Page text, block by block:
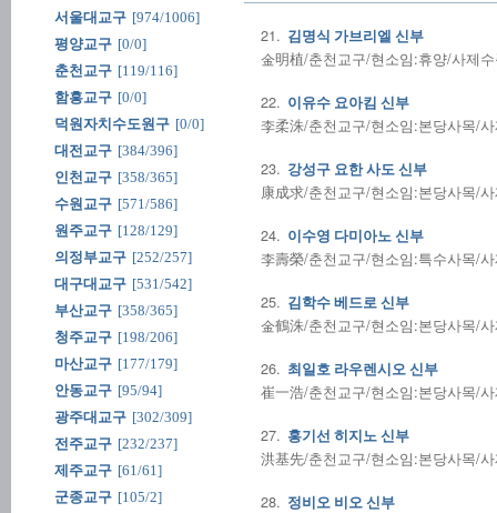
서울대교구 [974/1006]
평양교구 [0/0]
춘천교구 [119/116]
함흥교구 [0/0]
덕원자치수도원구 [0/0]
대전교구 [384/396]
인천교구 [358/365]
수원교구 [571/586]
원주교구 [128/129]
의정부교구 [252/257]
대구대교구 [531/542]
부산교구 [358/365]
청주교구 [198/206]
마산교구 [177/179]
안동교구 [95/94]
광주대교구 [302/309]
전주교구 [232/237]
제주교구 [61/61]
군종교구 [105/2]
21. 김명식 가브리엘 신부
金明植/춘천교구/현소임:휴양/사제
22. 이유수 요아킴 신부
李柔洙/춘천교구/현소임:본당사목/
23. 강성구 요한 사도 신부
康成求/춘천교구/현소임:본당사목/
24. 이수영 다미아노 신부
李壽榮/춘천교구/현소임:특수사목/
25. 김학수 베드로 신부
金鶴洙/춘천교구/현소임:본당사목/
26. 최일호 라우렌시오 신부
崔一浩/춘천교구/현소임:본당사목/
27. 홍기선 히지노 신부
洪基先/춘천교구/현소임:본당사목/
28. 정비오 비오 신부